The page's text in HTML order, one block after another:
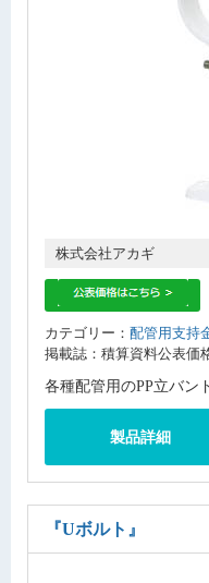
株式会社アカギ
カテゴリー： 配管用支持
掲載誌：積算資料公表価
各種配管用のPP立バン
製品詳細
『Uボルト』